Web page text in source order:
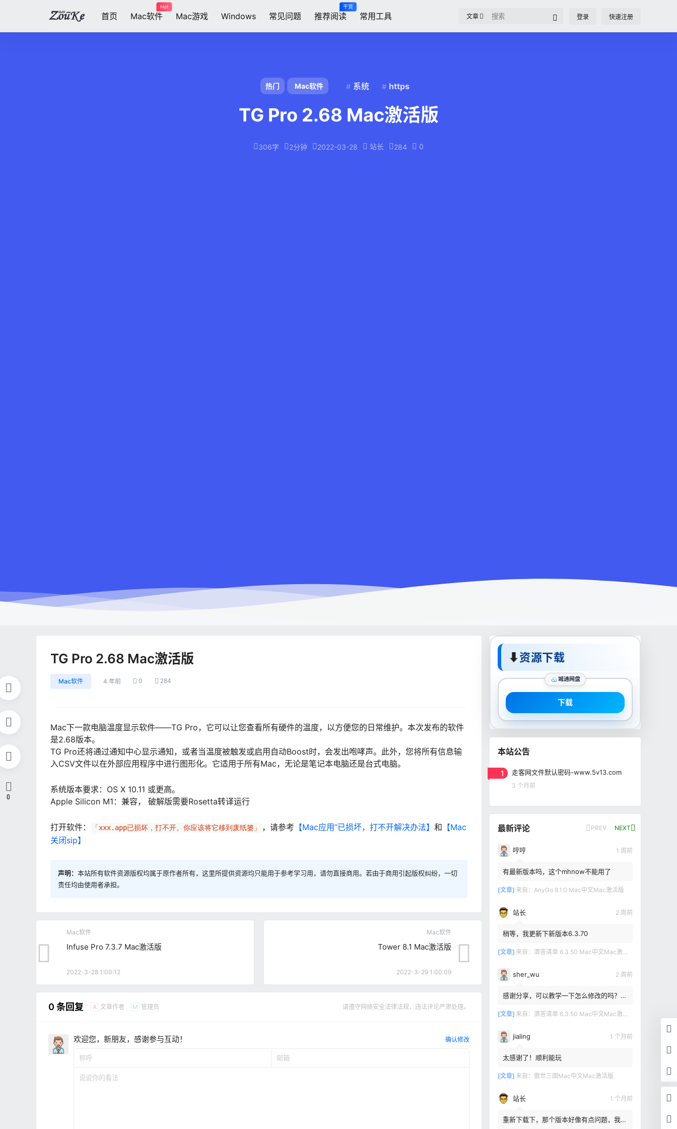
首页 Mac软件
Hot
Mac游戏 Windows 常见问题 推荐阅读
干货
常用工具 文章 登录 快速注册
热门 Mac软件 系统 https
TG Pro 2.68 Mac激活版
306字 2分钟 2022-03-28 站长 284 0
TG Pro 2.68 Mac激活版
Mac软件 4 年前 0 284
Mac下一款电脑温度显示软件——TG Pro，它可以让您查看所有硬件的温度，以方便您的日常维护。本次发布的软件
是2.68版本。
TG Pro还将通过通知中心显示通知，或者当温度被触发或启用自动Boost时，会发出咆哮声。此外，您将所有信息输
入CSV文件以在外部应用程序中进行图形化。它适用于所有Mac，无论是笔记本电脑还是台式电脑。
系统版本要求：OS X 10.11 或更高。
Apple Silicon M1：兼容， 破解版需要Rosetta转译运行
打开软件： 「xxx.app已损坏，打不开。你应该将它移到废纸篓」 ，请参考 【Mac应用”已损坏，打不开解决办法】 和 【Mac
关闭sip】
声明： 本站所有软件资源版权均属于原作者所有，这里所提供资源均只能用于参考学习用，请勿直接商用。若由于商用引起版权纠纷，一切
责任均由使用者承担。
0
Mac软件
Infuse Pro 7.3.7 Mac激活版
2022-3-28 1:00:12
Mac软件
Tower 8.1 Mac激活版
2022-3-29 1:00:09
0 条回复 A 文章作者 M 管理员 请遵守网络安全法律法规，违法评论严肃处理。
欢迎您，新朋友，感谢参与互动！ 确认修改
⬇资源下载
城通网盘
下载
本站公告
1 走客网文件默认密码-www.5v13.com
3 个月前
最新评论 PREV NEXT
哼哼 1 周前
有最新版本吗，这个mhnow不能用了
[文章] 来自： AnyGo 8.1.0 Mac中文Mac激活版
站长 2 周前
稍等，我更新下新版本6.3.70
[文章] 来自： 滴答清单 6.3.50 Mac中文Mac激活版
sher_wu 2 周前
感谢分享，可以教学一下怎么修改的吗？目
[文章] 来自： 滴答清单 6.3.50 Mac中文Mac激活版
jialing 1 个月前
太感谢了！顺利能玩
[文章] 来自： 傲世三国Mac中文Mac激活版
站长 1 个月前
重新下载下，那个版本好像有点问题，我重